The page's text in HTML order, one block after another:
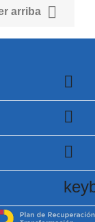
arriba 


